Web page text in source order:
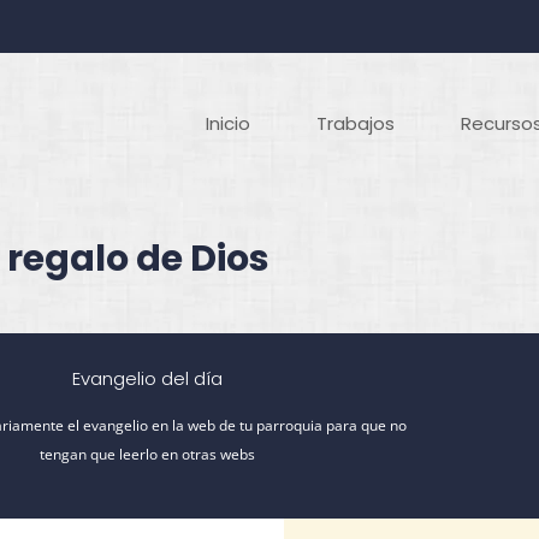
de Dios
Inicio Trabajos
Evangelio del día
el evangelio en la web de tu parroquia para que no
tengan que leerlo en otras webs